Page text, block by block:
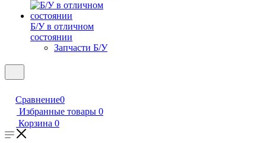
Б/У в отличном
состоянии
Запчасти Б/У
Сравнение0
Избранные товары 0
Корзина 0